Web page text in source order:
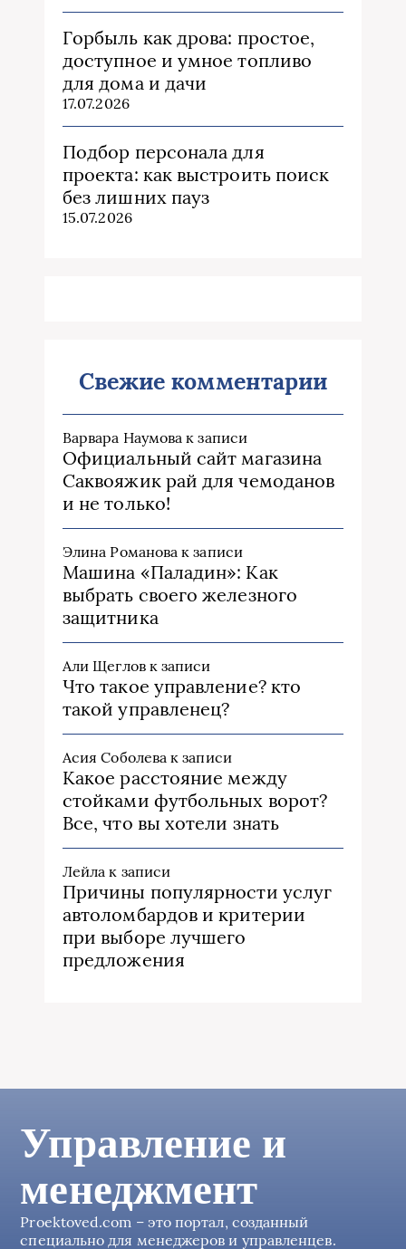
Горбыль как дрова: простое,
доступное и умное топливо
для дома и дачи
17.07.2026
Подбор персонала для
проекта: как выстроить поиск
без лишних пауз
15.07.2026
Свежие комментарии
Варвара Наумова к записи
Официальный сайт магазина
Саквояжик рай для чемоданов
и не только!
Элина Романова к записи
Машина «Паладин»: Как
выбрать своего железного
защитника
Али Щегловк записи
Что такое управление? кто
такой управленец?
Асия Соболева к записи
Какое расстояние между
стойками футбольных ворот?
Все, что вы хотели знать
Лейла к записи
Причины популярности услуг
автоломбардов и критерии
при выборе лучшего
предложения
Управление и
менеджмент
Proektoved.com – это портал, созданный
специально для менеджеров и управленцев.